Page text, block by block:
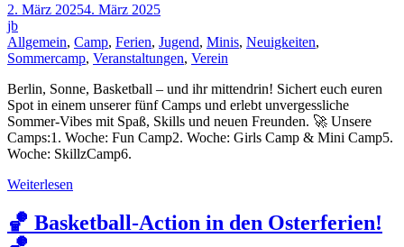
2. März 20254. März 2025
jb
Allgemein, Camp, Ferien, Jugend, Minis, Neuigkeiten,
Sommercamp, Veranstaltungen, Verein
Berlin, Sonne, Basketball – und ihr mittendrin! Sichert euch euren
Spot in einem unserer fünf Camps und erlebt unvergessliche
Sommer-Vibes mit Spaß, Skills und neuen Freunden. 🚀 Unsere
Camps:1. Woche: Fun Camp2. Woche: Girls Camp & Mini Camp5.
Woche: SkillzCamp6.
Weiterlesen
🏀 Basketball-Action in den Osterferien!